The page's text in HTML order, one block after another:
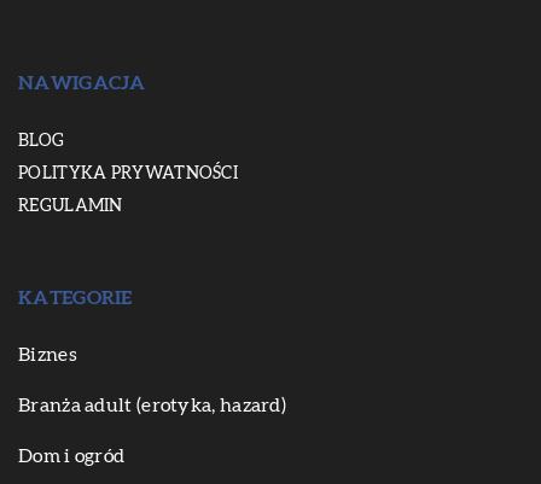
NAWIGACJA
BLOG
POLITYKA PRYWATNOŚCI
REGULAMIN
KATEGORIE
Biznes
Branża adult (erotyka, hazard)
Dom i ogród